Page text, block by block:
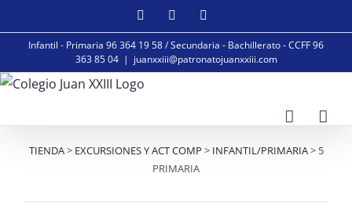
al
contenido
FacebookInstagram
Infantil - Primaria 96 364 19 58 / Secundaria - Bachillerato - CCFF 96
363 85 04 | juanxxiii@patronatojuanxxiii.com
TIENDA> EXCURSIONES Y ACT COMP > INFANTIL/PRIMARIA> 5
PRIMARIA